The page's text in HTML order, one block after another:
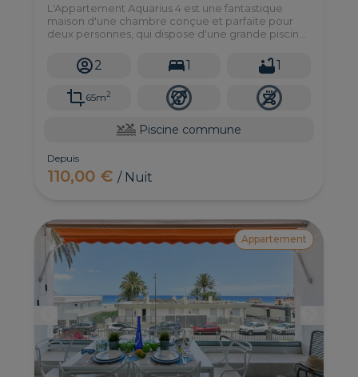
L'Appartement Aquarius 4 est une fantastique
maison d'une chambre conçue et parfaite pour
deux personnes, qui dispose d'une grande piscine
minute à pied de la plage de Las Burras.
2 1 1
65m2
Piscine commune
Depuis
110,00 €/ Nuit
Appartement